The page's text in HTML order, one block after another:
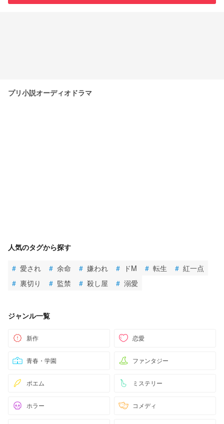
プリ小説オーディオドラマ
人気のタグから探す
# 愛され # 余命 # 嫌われ # ドM # 転生 # 紅一点
# 裏切り # 監禁 # 殺し屋 # 溺愛
ジャンル一覧
新作 恋愛
青春・学園 ファンタジー
ポエム ミステリー
ホラー コメディ